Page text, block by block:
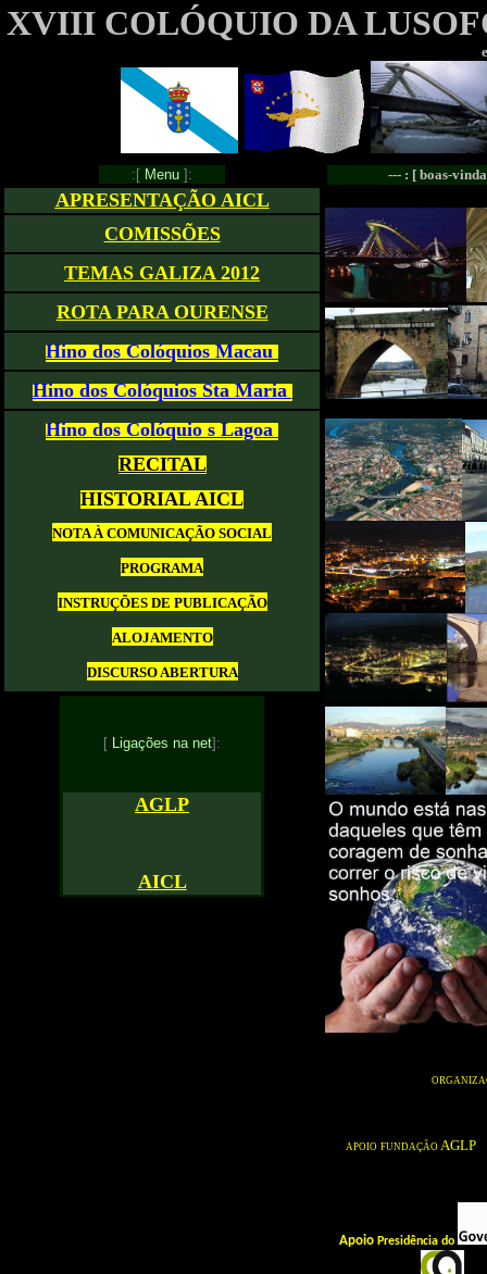
XVIII COLÓQUIO DA
:[ Menu ]:
APRESENTAÇÃO AICL
COMISSÕES
TEMAS GALIZA 2012
ROTA PARA OURENSE
Hino dos Colóquios Macau
Hino dos Colóquios Sta Maria
Hino dos Colóquio s Lagoa
RECITAL
HISTORIAL AICL
NOTA À COMUNICAÇÃO SOCIAL
PROGRAMA
INSTRUÇÕES DE PUBLICAÇÃO
ALOJAMENTO
DISCURSO ABERTURA
[ Ligações na net]:
AGLP
AICL
--- : [ boas-
apoio fundação
Apoio Presidência do